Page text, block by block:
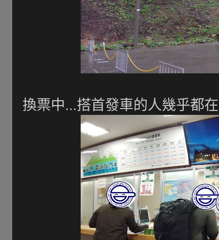
換票中...搭首發車的人幾乎都